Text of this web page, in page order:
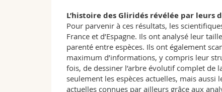
L’histoire des Gliridés révélée par leurs
Pour parvenir à ces résultats, les
France et d’Espagne. Ils ont analysé leur
parenté entre espèces. Ils ont également
maximum d’informations, y compris leur
fois, de dessiner l’arbre évolutif complet de
seulement les espèces actuelles, mais aussi
actuelles connues par ailleurs grâce aux